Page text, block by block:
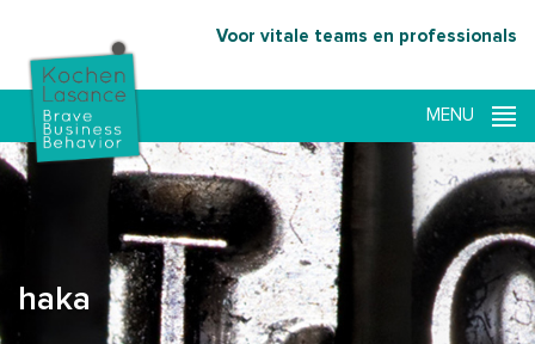
Voor vitale teams en professionals
haka